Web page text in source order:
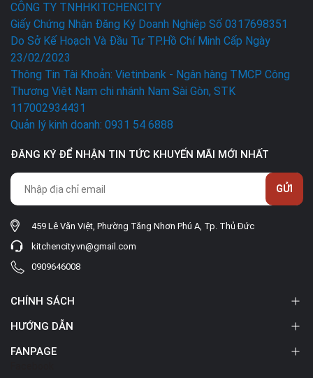
CÔNG TY TNHHKITCHENCITY
Giấy Chứng Nhận Đăng Ký Doanh Nghiệp Số 0317698351
Do Sở Kế Hoạch Và Đầu Tư TP.Hồ Chí Minh Cấp Ngày
23/02/2023
Thông Tin Tài Khoản: Vietinbank - Ngân hàng TMCP Công
Thương Việt Nam chi nhánh Nam Sài Gòn, STK
117002934431
Quản lý kinh doanh: 0931 54 6888
ĐĂNG KÝ ĐỂ NHẬN TIN TỨC KHUYẾN MÃI MỚI NHẤT
GỬI
459 Lê Văn Việt, Phường Tăng Nhơn Phú A, Tp. Thủ Đức
kitchencity.vn@gmail.com
0909646008
CHÍNH SÁCH
HƯỚNG DẪN
FANPAGE